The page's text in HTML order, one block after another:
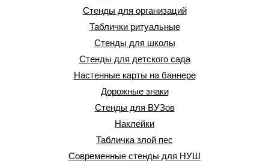
Стенды для организаций
Таблички ритуальные
Стенды для школы
Стенды для детского сада
Настенные карты на баннере
Дорожные знаки
Стенды для ВУЗов
Наклейки
Табличка злой пес
Современные стенды для НУШ